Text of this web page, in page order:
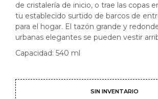
de cristalería de inicio, o trae las copas
tu establecido surtido de barcos de
para el hogar. El tazón grande y
urbanas elegantes se pueden vestir
Capacidad: 540 ml
SIN INVENTARIO